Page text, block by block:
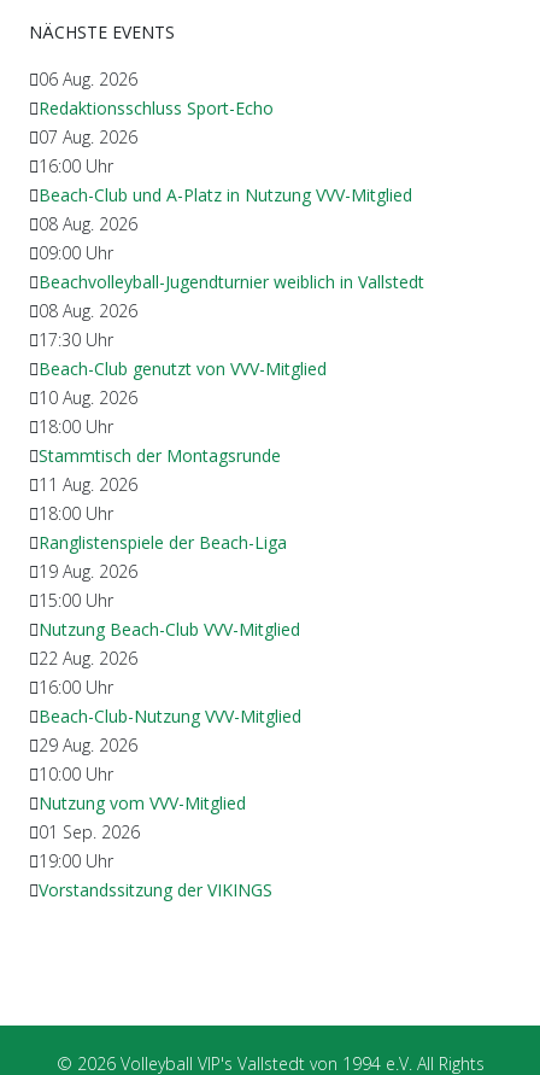
NÄCHSTE EVENTS
06 Aug. 2026
Redaktionsschluss Sport-Echo
07 Aug. 2026
16:00 Uhr
Beach-Club und A-Platz in Nutzung VVV-Mitglied
08 Aug. 2026
09:00 Uhr
Beachvolleyball-Jugendturnier weiblich in Vallstedt
08 Aug. 2026
17:30 Uhr
Beach-Club genutzt von VVV-Mitglied
10 Aug. 2026
18:00 Uhr
Stammtisch der Montagsrunde
11 Aug. 2026
18:00 Uhr
Ranglistenspiele der Beach-Liga
19 Aug. 2026
15:00 Uhr
Nutzung Beach-Club VVV-Mitglied
22 Aug. 2026
16:00 Uhr
Beach-Club-Nutzung VVV-Mitglied
29 Aug. 2026
10:00 Uhr
Nutzung vom VVV-Mitglied
01 Sep. 2026
19:00 Uhr
Vorstandssitzung der VIKINGS
© 2026 Volleyball VIP's Vallstedt von 1994 e.V. All Rights